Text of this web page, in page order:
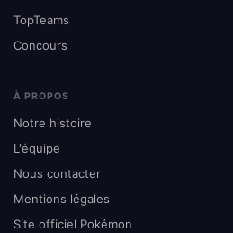
TopTeams
Concours
À PROPOS
Notre histoire
L'équipe
Nous contacter
Mentions légales
Site officiel Pokémon